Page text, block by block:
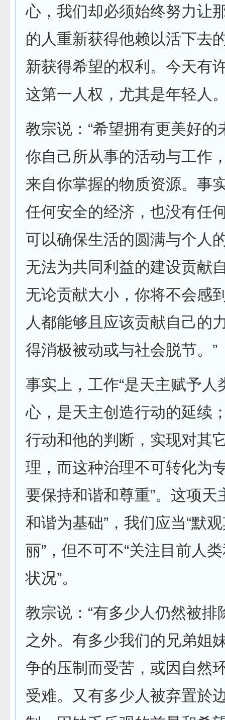
心，我们却必须始终努力让
的人重新获得他赖以活下去
新获得希望的权利。今天有
这第一人权，尤其是年轻人
教宗说：“希望拥有更美好的
你自己所从事的活动与工作
来自你掌握的物质资源。事
任何安全的经济，也没有任
可以确保生活的圆满与个人
无法为共同利益的建设贡献
无论贡献大小，你将不会感
人都能够且应该贡献自己的
得消极被动或与社会脱节。”
事实上，工作“是天主赋予人
心，是天主创造行动的延续
行动和他的判断，实现对其
理，而这种治理不可转化为
要保持和谐和尊重”。这项天
和谐为基础”，我们应当“默
丽”，但不可不“关注目前人
状况”。
教宗说：“有多少人仍然被排
之外。有多少我们的兄弟姐
争的压制而受苦，或因自然
受难。又有多少人被弃置於